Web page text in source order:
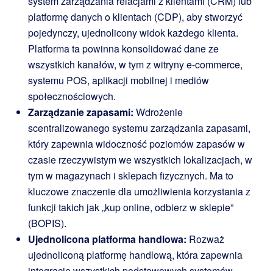
platformę danych o klientach (CDP), aby stworzyć
pojedynczy, ujednolicony widok każdego klienta.
Platforma ta powinna konsolidować dane ze
wszystkich kanałów, w tym z witryny e-commerce,
systemu POS, aplikacji mobilnej i mediów
społecznościowych.
Zarządzanie zapasami: Wdrożenie
scentralizowanego systemu zarządzania zapasami,
który zapewnia widoczność poziomów zapasów w
czasie rzeczywistym we wszystkich lokalizacjach, w
tym w magazynach i sklepach fizycznych. Ma to
kluczowe znaczenie dla umożliwienia korzystania z
funkcji takich jak „kup online, odbierz w sklepie”
(BOPIS).
Ujednolicona platforma handlowa: Rozważ
ujednoliconą platformę handlową, która zapewnia